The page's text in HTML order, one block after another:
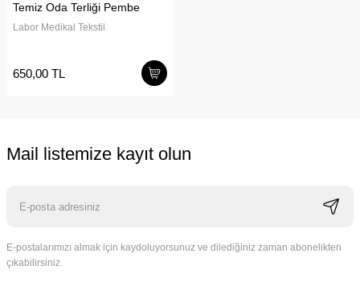
Temiz Oda Terliği Pembe
Labor Medikal Tekstil
650,00 TL
Mail listemize kayıt olun
E-postalarımızı almak için kaydoluyorsunuz ve dilediğiniz zaman abonelikten
çıkabilirsiniz.